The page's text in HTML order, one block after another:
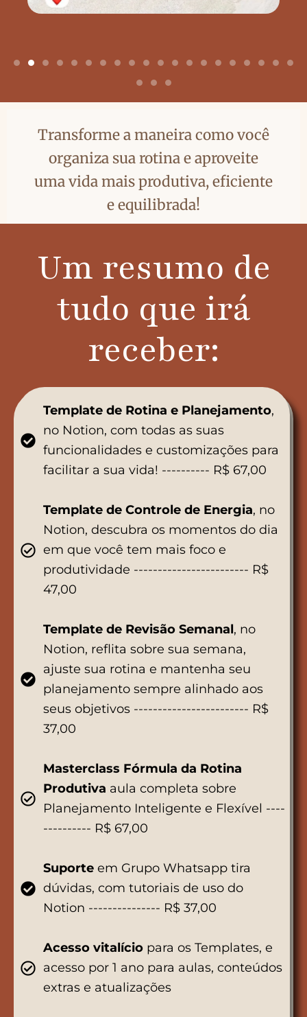
Transforme a maneira como você
organiza sua rotina e aproveite
uma vida mais produtiva, eficiente
e equilibrada!
Um resumo de
tudo que irá
receber:
Template de Rotina e Planejamento,
no Notion, com todas as suas
funcionalidades e customizações para
facilitar a sua vida! ---------- R$ 67,00
Template de Controle de Energia, no
Notion, descubra os momentos do dia
em que você tem mais foco e
produtividade ------------------------ R$
47,00
Template de Revisão Semanal, no
Notion, reflita sobre sua semana,
ajuste sua rotina e mantenha seu
planejamento sempre alinhado aos
seus objetivos ------------------------ R$
37,00
Masterclass Fórmula da Rotina
Produtiva aula completa sobre
Planejamento Inteligente e Flexível ----
---------- R$ 67,00
Suporteem Grupo Whatsapp tira
dúvidas, com tutoriais de uso do
Notion --------------- R$ 37,00
Acesso vitalíciopara os Templates, e
acesso por 1 ano para aulas, conteúdos
extras e atualizações